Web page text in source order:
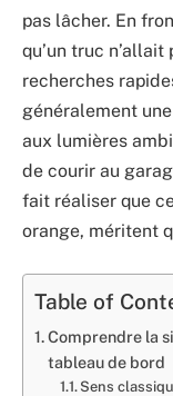
pas lâcher. En
qu’un truc n’allait
recherches
généralement
aux lumières
de courir au
fait réaliser que
orange, méritent
Table of
Comprendre la
tableau de bord
Sens